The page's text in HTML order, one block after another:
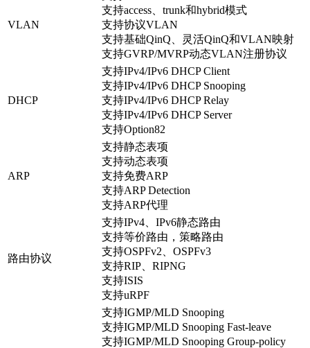
VLAN
支持access、trunk和hybrid模式
支持协议VLAN
支持基础QinQ、灵活QinQ和VLAN映射
支持GVRP/MVRP动态VLAN注册协议
DHCP
支持IPv4/IPv6 DHCP Client
支持IPv4/IPv6 DHCP Snooping
支持IPv4/IPv6 DHCP Relay
支持IPv4/IPv6 DHCP Server
支持Option82
ARP
支持静态表项
支持动态表项
支持免费ARP
支持ARP Detection
支持ARP代理
路由协议
支持IPv4、IPv6静态路由
支持等价路由，策略路由
支持OSPFv2、OSPFv3
支持RIP、RIPNG
支持ISIS
支持uRPF
支持IGMP/MLD Snooping
支持IGMP/MLD Snooping Fast-leave
支持IGMP/MLD Snooping Group-policy